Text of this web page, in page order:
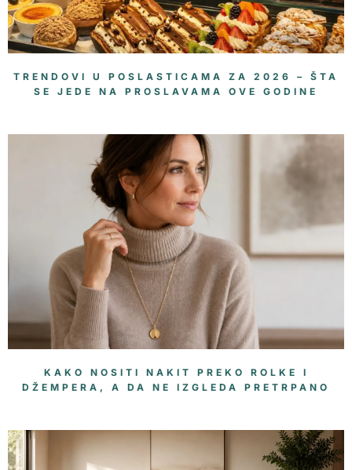
TRENDOVI U POSLASTICAMA ZA 2026 – ŠTA
SE JEDE NA PROSLAVAMA OVE GODINE
KAKO NOSITI NAKIT PREKO ROLKE I
DŽEMPERA, A DA NE IZGLEDA PRETRPANO